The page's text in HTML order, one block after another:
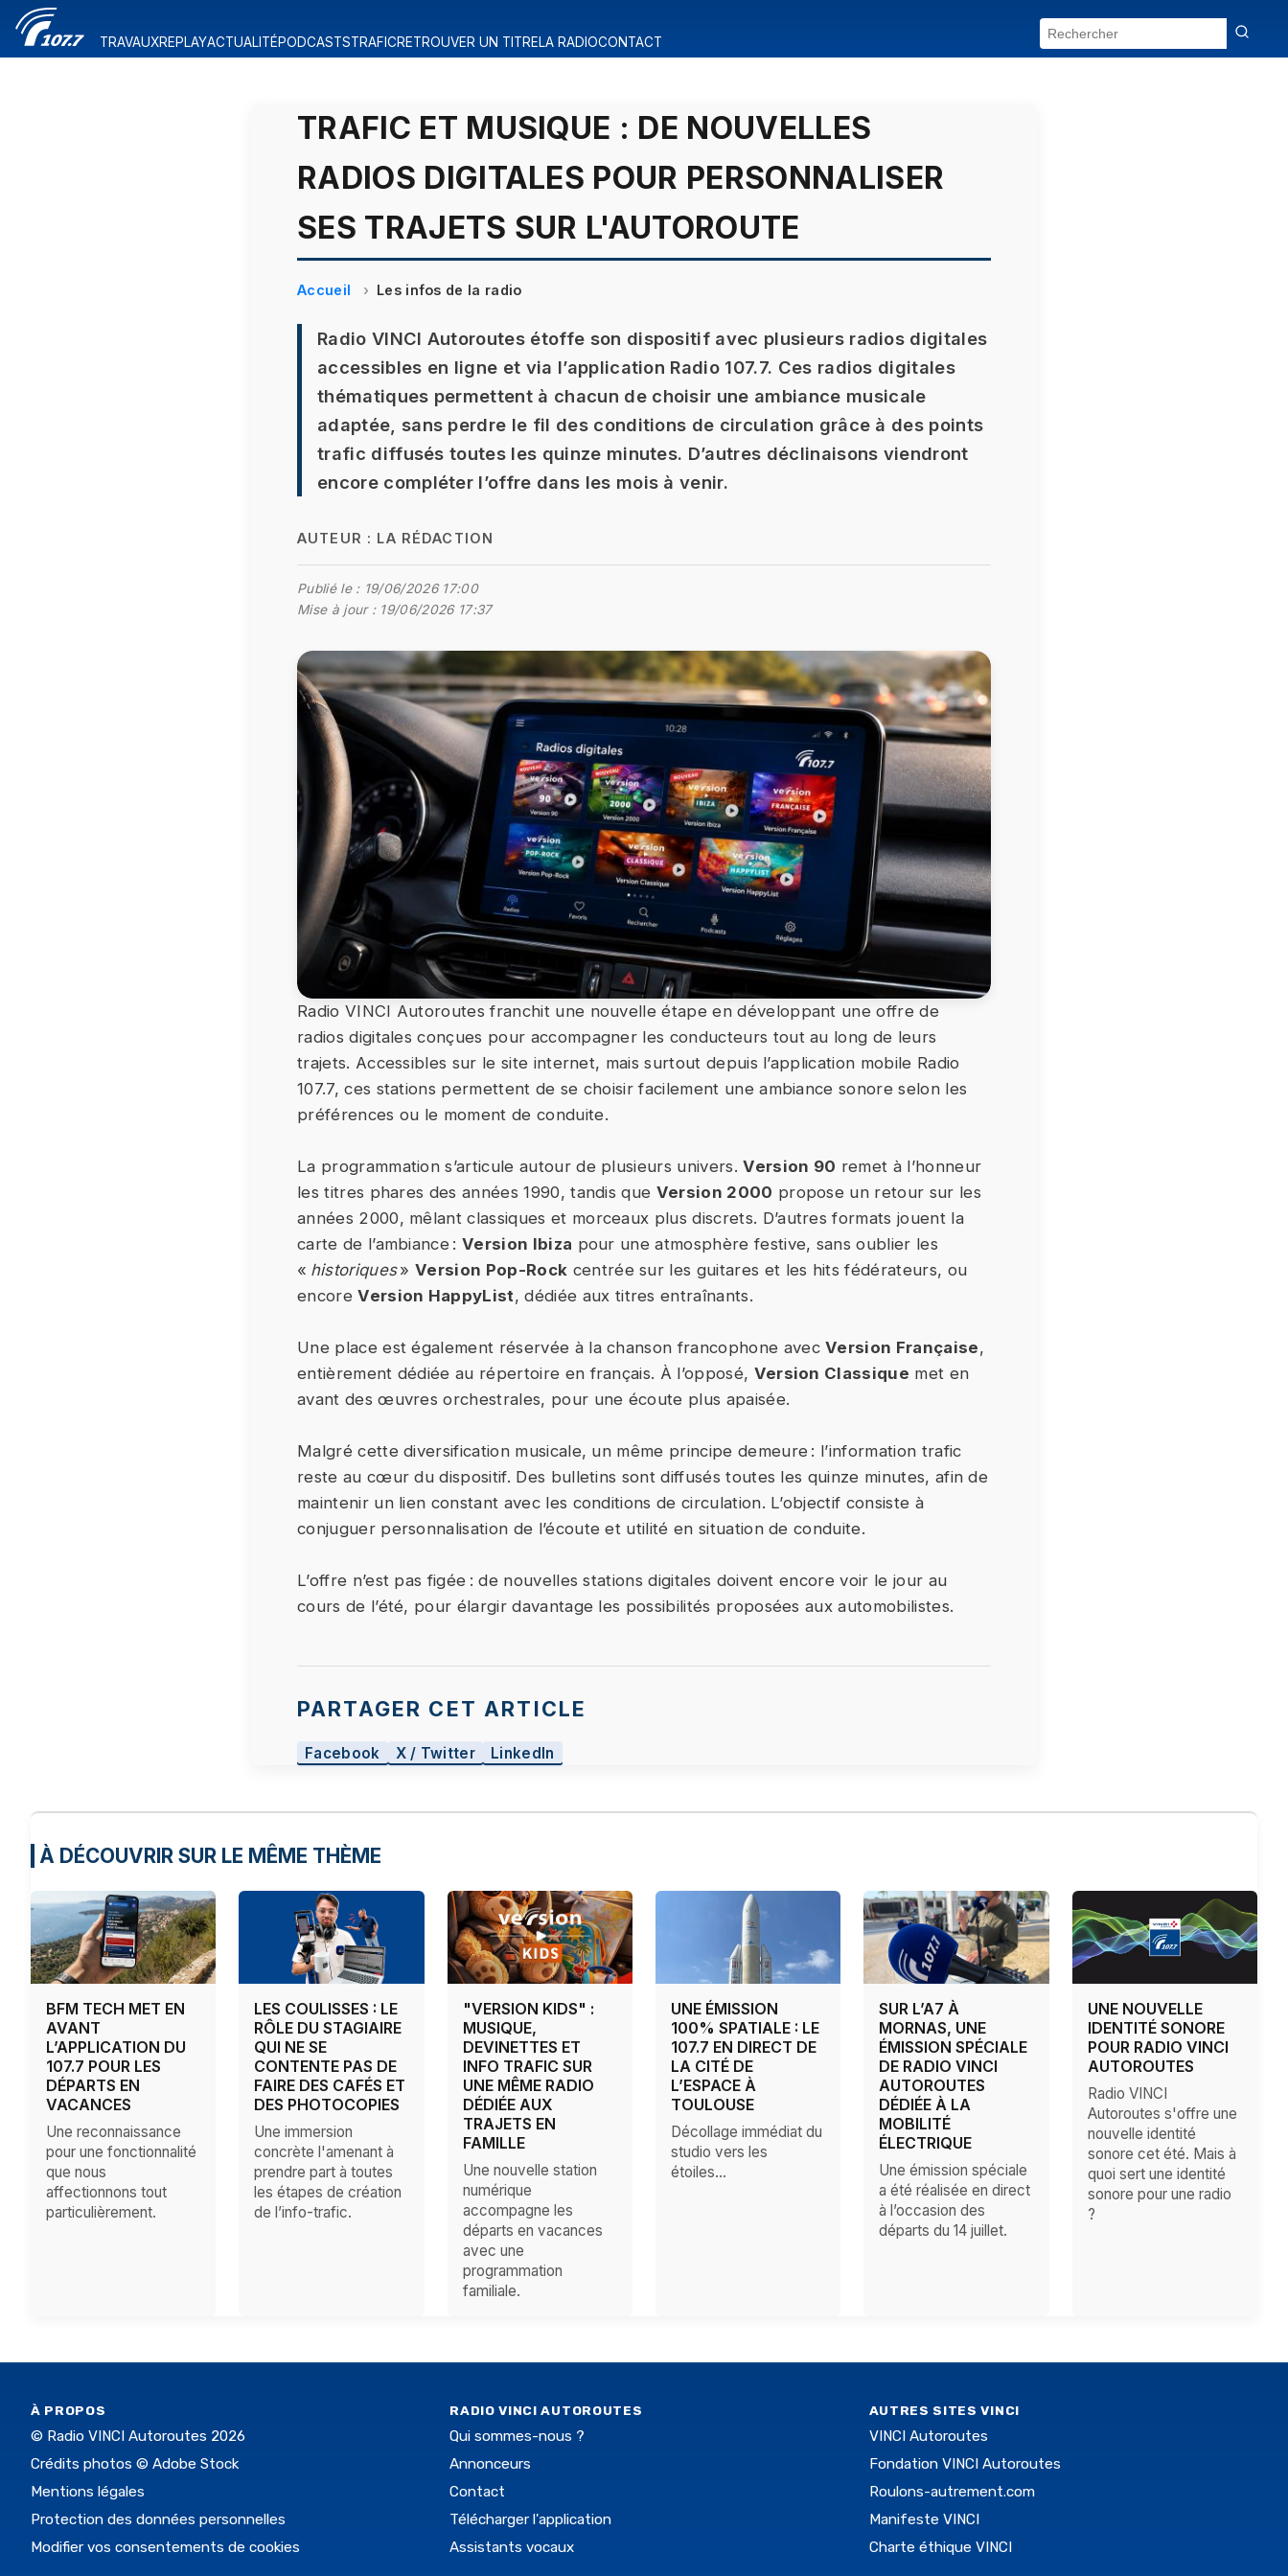
TRAVAUXREPLAYACTUALITÉPODCASTSTRAFICRETROUVER UN TITRELA RADIOCONTACT
TRAFIC ET MUSIQUE : DE NOUVELLES
RADIOS DIGITALES POUR PERSONNALISER
SES TRAJETS SUR L'AUTOROUTE
Accueil Les infos de la radio
Radio VINCI Autoroutes étoffe son dispositif avec plusieurs radios digitales
accessibles en ligne et via l’application Radio 107.7. Ces radios digitales
thématiques permettent à chacun de choisir une ambiance musicale
adaptée, sans perdre le fil des conditions de circulation grâce à des points
trafic diffusés toutes les quinze minutes. D’autres déclinaisons viendront
encore compléter l’offre dans les mois à venir.
AUTEUR : LA RÉDACTION
Publié le : 19/06/2026 17:00
Mise à jour : 19/06/2026 17:37
Radio VINCI Autoroutes franchit une nouvelle étape en développant une offre de
radios digitales conçues pour accompagner les conducteurs tout au long de leurs
trajets. Accessibles sur le site internet, mais surtout depuis l’application mobile Radio
107.7, ces stations permettent de se choisir facilement une ambiance sonore selon les
préférences ou le moment de conduite.
La programmation s’articule autour de plusieurs univers.Version 90 remet à l’honneur
les titres phares des années 1990, tandis que Version 2000 propose un retour sur les
années 2000, mêlant classiques et morceaux plus discrets. D’autres formats jouent la
carte de l’ambiance :Version Ibiza pour une atmosphère festive, sans oublier les
« historiques»Version Pop-Rock centrée sur les guitares et les hits fédérateurs, ou
encoreVersion HappyList, dédiée aux titres entraînants.
Une place est également réservée à la chanson francophone avecVersion Française,
entièrement dédiée au répertoire en français. À l’opposé, Version Classique met en
avant des œuvres orchestrales, pour une écoute plus apaisée.
Malgré cette diversification musicale, un même principe demeure : l’information trafic
reste au cœur du dispositif. Des bulletins sont diffusés toutes les quinze minutes, afin de
maintenir un lien constant avec les conditions de circulation. L’objectif consiste à
conjuguer personnalisation de l’écoute et utilité en situation de conduite.
L’offre n’est pas figée : de nouvelles stations digitales doivent encore voir le jour au
cours de l’été, pour élargir davantage les possibilités proposées aux automobilistes.
PARTAGER CET ARTICLE
Facebook X / Twitter LinkedIn
À DÉCOUVRIR SUR LE MÊME THÈME
BFM TECH MET EN
AVANT
L’APPLICATION DU
107.7 POUR LES
DÉPARTS EN
VACANCES
Une reconnaissance
pour une fonctionnalité
que nous
affectionnons tout
particulièrement.
LES COULISSES : LE
RÔLE DU STAGIAIRE
QUI NE SE
CONTENTE PAS DE
FAIRE DES CAFÉS ET
DES PHOTOCOPIES
Une immersion
concrète l'amenant à
prendre part à toutes
les étapes de création
de l’info-trafic.
"VERSION KIDS" :
MUSIQUE,
DEVINETTES ET
INFO TRAFIC SUR
UNE MÊME RADIO
DÉDIÉE AUX
TRAJETS EN
FAMILLE
Une nouvelle station
numérique
accompagne les
départs en vacances
avec une
programmation
familiale.
UNE ÉMISSION
100% SPATIALE : LE
107.7 EN DIRECT DE
LA CITÉ DE
L’ESPACE À
TOULOUSE
Décollage immédiat du
studio vers les
étoiles...
SUR L’A7 À
MORNAS, UNE
ÉMISSION SPÉCIALE
DE RADIO VINCI
AUTOROUTES
DÉDIÉE À LA
MOBILITÉ
ÉLECTRIQUE
Une émission spéciale
a été réalisée en direct
à l’occasion des
départs du 14 juillet.
UNE NOUVELLE
IDENTITÉ SONORE
POUR RADIO VINCI
AUTOROUTES
Radio VINCI
Autoroutes s'offre une
nouvelle identité
sonore cet été. Mais à
quoi sert une identité
sonore pour une radio
?
À PROPOS
© Radio VINCI Autoroutes 2026
Crédits photos © Adobe Stock
Mentions légales
Protection des données personnelles
Modifier vos consentements de cookies
RADIO VINCI AUTOROUTES
Qui sommes-nous ?
Annonceurs
Contact
Télécharger l'application
Assistants vocaux
AUTRES SITES VINCI
VINCI Autoroutes
Fondation VINCI Autoroutes
Roulons-autrement.com
Manifeste VINCI
Charte éthique VINCI